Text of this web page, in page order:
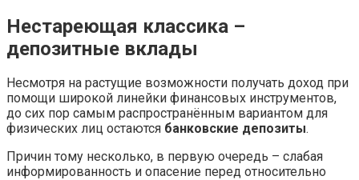
Нестареющая классика –
депозитные вклады
Несмотря на растущие возможности получать доход при
помощи широкой линейки финансовых инструментов,
до сих пор самым распространённым вариантом для
физических лиц остаются банковские депозиты.
Причин тому несколько, в первую очередь – слабая
информированность и опасение перед относительно